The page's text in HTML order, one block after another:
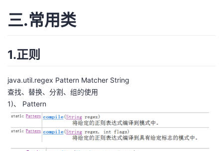
三.常用类
1.正则
java.util.regex Pattern Matcher String
查找、替换、分割、组的使用
1)、 Pattern